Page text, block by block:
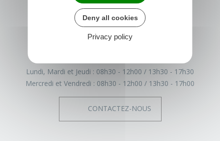
15 rue de la Mairie
22540 Tréglamus
02 96 43 17 93
Lundi, Mardi et Jeudi : 08h30 - 12h00
13h30 - 17h30
Mercredi et Vendredi : 08h30 - 12h00 13h30 - 17h00
CONTACTEZ-NOUS
Deny all cookies
Privacy policy